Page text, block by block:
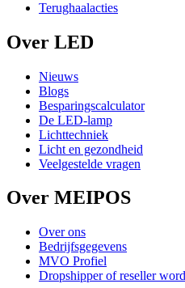
Terughaalacties
Over LED
Nieuws
Blogs
Besparingscalculator
De LED-lamp
Lichttechniek
Licht en gezondheid
Veelgestelde vragen
Over MEIPOS
Over ons
Bedrijfsgegevens
MVO Profiel
Dropshipper of reseller